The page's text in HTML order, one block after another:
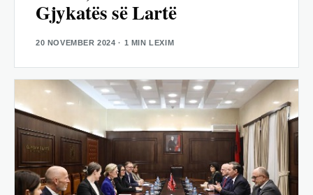
Gjykatës së Lartë
20 NOVEMBER 2024 · 1 MIN LEXIM